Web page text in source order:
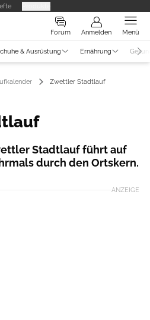
Forum Anmelden Menü
& Ausrüstung Ernährung
Zwettler Stadtlauf
Stadtlauf führt auf
durch den Ortskern.
ANZEIGE